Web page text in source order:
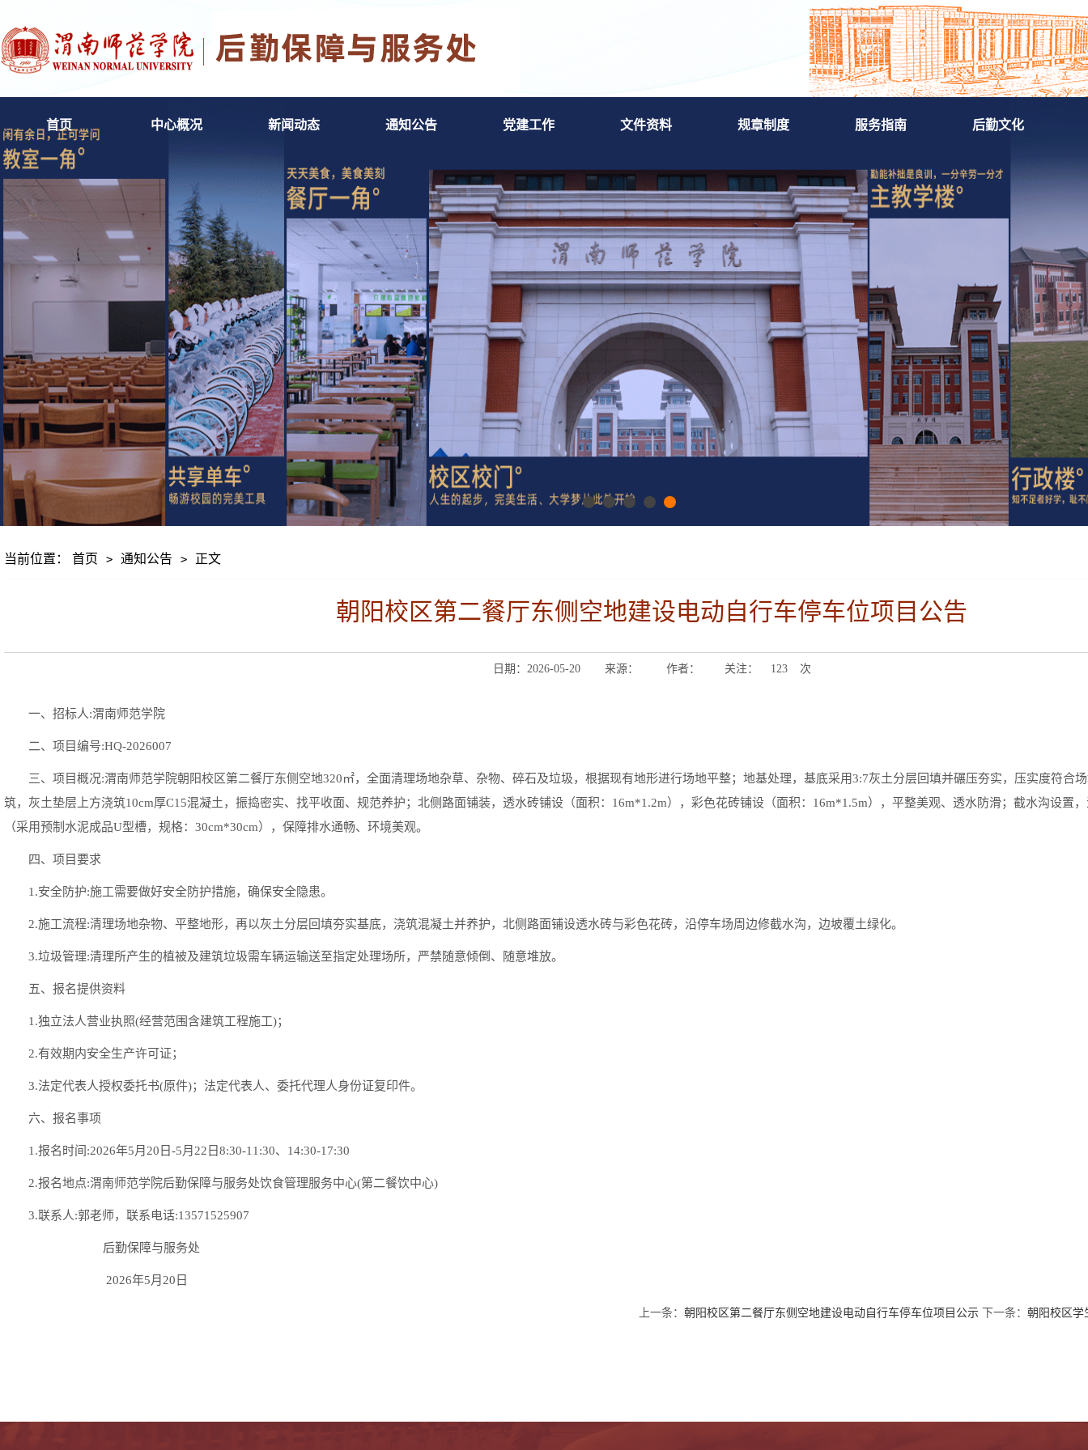
首页 中心概况 新闻动态 通知公告 党建工作 文件资料 规章制度 服务指南 后勤文化
当前位置： 首页 > 通知公告 > 正文
朝阳校区第二餐厅东侧空地建设电动自行车停车位项目公告
日期：2026-05-20 来源： 作者： 关注： 123 次
一、招标人:渭南师范学院
二、项目编号:HQ-2026007
三、项目概况:渭南师范学院朝阳校区第二餐厅东侧空地320㎡，全面清理场地杂草、杂物、碎石及垃圾，根据现有地形进行场地平整；地基处理，基底采用3:7灰土分层回填并碾压夯实，压实度符合
筑，灰土垫层上方浇筑10cm厚C15混凝土，振捣密实、找平收面、规范养护；北侧路面铺装，透水砖铺设 （面积：16m*1.2m），彩色花砖铺设（面积：16m*1.5m），平整美观、透水防滑；截水沟设置
（采用预制水泥成品U型槽，规格：30cm*30cm），保障排水通畅、环境美观。
四、项目要求
1.安全防护:施工需要做好安全防护措施，确保安全隐患。
2.施工流程:清理场地杂物、平整地形，再以灰土分层回填夯实基底，浇筑混凝土并养护，北侧路面铺设透水砖与彩色花砖，沿停车场周边修截水沟，边坡覆土绿化。
3.垃圾管理:清理所产生的植被及建筑垃圾需车辆运输送至指定处理场所，严禁随意倾倒、随意堆放。
五、报名提供资料
1.独立法人营业执照(经营范围含建筑工程施工)；
2.有效期内安全生产许可证；
3.法定代表人授权委托书(原件)；法定代表人、委托代理人身份证复印件。
六、报名事项
1.报名时间:2026年5月20日-5月22日8:30-11:30、14:30-17:30
2.报名地点:渭南师范学院后勤保障与服务处饮食管理服务中心(第二餐饮中心)
3.联系人:郭老师，联系电话:13571525907
后勤保障与服务处
2026年5月20日
上一条： 朝阳校区第二餐厅东侧空地建设电动自行车停车位项目公示 下一条： 朝阳校区学